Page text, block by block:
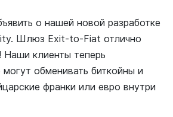
о нашей новой разработке
Шлюз Exit-to-Fiat отлично
Наши клиенты теперь
могут обменивать биткойны и
франки или евро внутри